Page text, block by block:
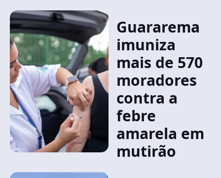
Guararema
imuniza
mais de 570
moradores
contra a
febre
amarela em
mutirão